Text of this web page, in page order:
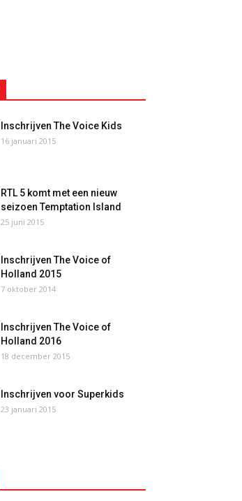
Inschrijven The Voice Kids
16 januari 2015
RTL 5 komt met een nieuw
seizoen Temptation Island
25 juni 2015
Inschrijven The Voice of
Holland 2015
7 oktober 2014
Inschrijven The Voice of
Holland 2016
18 december 2015
Inschrijven voor Superkids
23 januari 2015